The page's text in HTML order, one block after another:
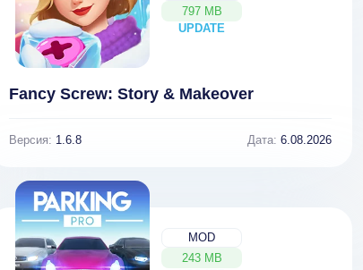
797 MB
UPDATE
NEW
Fancy Screw: Story & Makeover
Версия: 1.6.8 Дата: 6.08.2026
MOD
243 MB